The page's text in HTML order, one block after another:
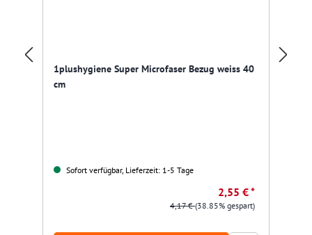
1plushygiene Super Microfaser Bezug weiss 40
cm
Sofort verfügbar, Lieferzeit: 1-5 Tage
2,55 € *
4,17 €(38.85% gespart)